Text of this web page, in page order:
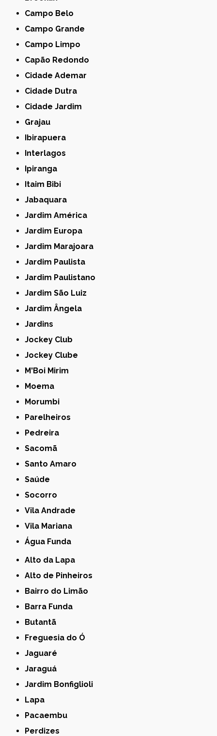
Campo Belo
Campo Grande
Campo Limpo
Capão Redondo
Cidade Ademar
Cidade Dutra
Cidade Jardim
Grajau
Ibirapuera
Interlagos
Ipiranga
Itaim Bibi
Jabaquara
Jardim América
Jardim Europa
Jardim Marajoara
Jardim Paulista
Jardim Paulistano
Jardim São Luiz
Jardim Ângela
Jardins
Jockey Club
Jockey Clube
M'Boi Mirim
Moema
Morumbi
Parelheiros
Pedreira
Sacomã
Santo Amaro
Saúde
Socorro
Vila Andrade
Vila Mariana
Água Funda
Alto da Lapa
Alto de Pinheiros
Bairro do Limão
Barra Funda
Butantã
Freguesia do Ó
Jaguaré
Jaraguá
Jardim Bonfiglioli
Lapa
Pacaembu
Perdizes